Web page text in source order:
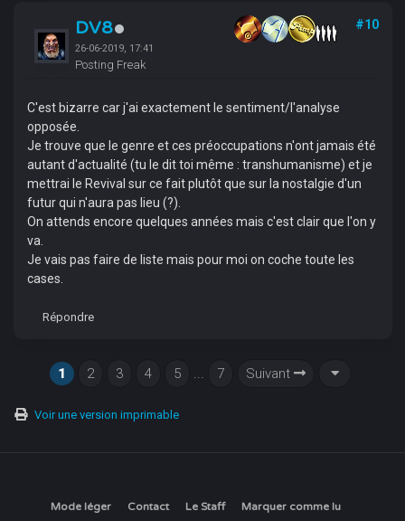
DV8
26-06-2019, 17:41
Posting Freak
#10
C'est bizarre car j'ai exactement le sentiment/l'analyse
opposée.
Je trouve que le genre et ces préoccupations n'ont jamais été
autant d'actualité (tu le dit toi même : transhumanisme) et je
mettrai le Revival sur ce fait plutôt que sur la nostalgie d'un
futur qui n'aura pas lieu (?).
On attends encore quelques années mais c'est clair que l'on y
va.
Je vais pas faire de liste mais pour moi on coche toute les
cases.
Répondre
1 2 3 4 5 ... 7 Suivant
Voir une version imprimable
Mode léger Contact Le Staff Marquer comme lu